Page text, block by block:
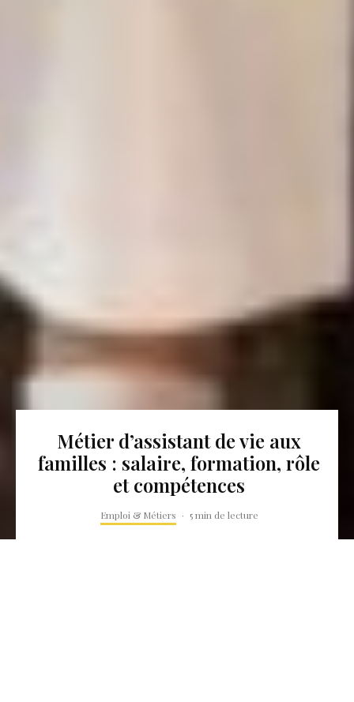
Métier d’assistant de vie aux
familles : salaire, formation, rôle
et compétences
Emploi & Métiers · 5 min de lecture